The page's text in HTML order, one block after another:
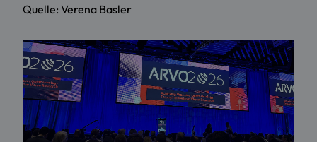
Quelle: Verena Basler